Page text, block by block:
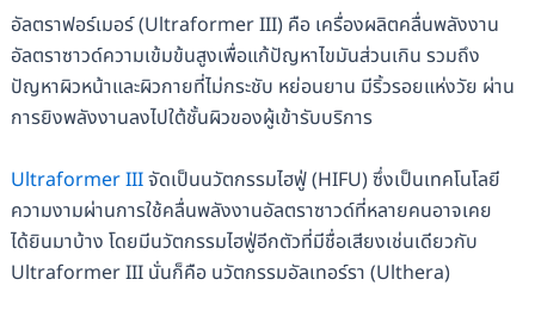
อัลตราฟอร์เมอร์ (Ultraformer III) คือ เครื่องผลิตคลื่นพลังงาน
อัลตราซาวด์ความเข้มข้นสูงเพื่อแก้ปัญหาไขมันส่วนเกิน รวมถึง
ปัญหาผิวหน้าและผิวกายที่ไม่กระชับ หย่อนยาน มีริ้วรอยแห่งวัย ผ่าน
การยิงพลังงานลงไปใต้ชั้นผิวของผู้เข้ารับบริการ
Ultraformer IIIจัดเป็นนวัตกรรมไฮฟู่ (HIFU) ซึ่งเป็นเทคโนโลยี
ความงามผ่านการใช้คลื่นพลังงานอัลตราซาวด์ที่หลายคนอาจเคย
ได้ยินมาบ้าง โดยมีนวัตกรรมไฮฟู่อีกตัวที่มีชื่อเสียงเช่นเดียวกับ
Ultraformer III นั่นก็คือ นวัตกรรมอัลเทอร์รา (Ulthera)